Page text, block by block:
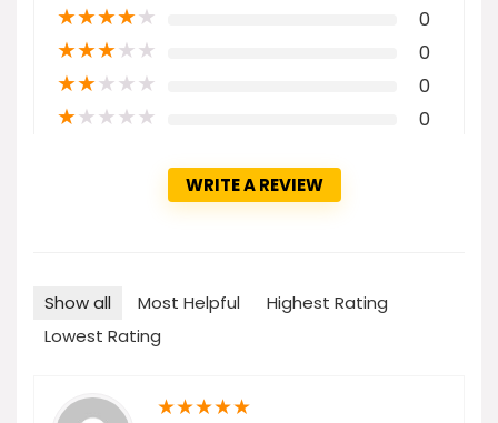
★★★★★ 0
★★★★★ 0
★★★★★ 0
★★★★★ 0
WRITE A REVIEW
Show all Most Helpful
Highest Rating
Lowest Rating
★★★★★